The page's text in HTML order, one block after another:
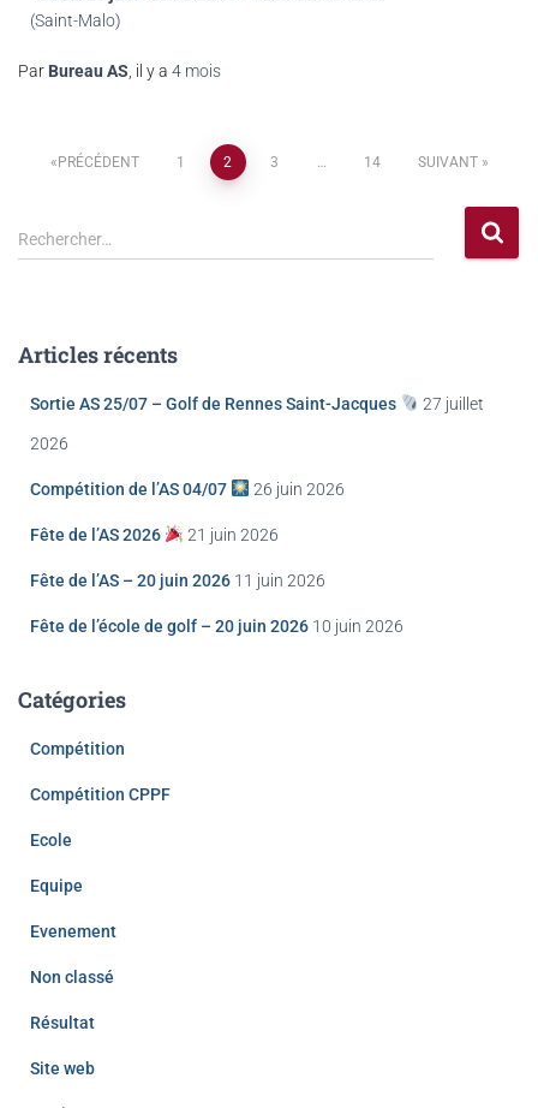
(Saint-Malo)
Par Bureau AS , il y a 4 mois
PRÉCÉDENT 1 2 3 14 SUIVANT
Rechercher…
Articles récents
Sortie AS 25/07 – Golf de Rennes Saint-Jacques 27 juillet
2026
Compétition de l’AS 04/07 26 juin 2026
Fête de l’AS 2026 21 juin 2026
Fête de l’AS – 20 juin 2026 11 juin 2026
Fête de l’école de golf – 20 juin 2026 10 juin 2026
Catégories
Compétition
Compétition CPPF
Ecole
Equipe
Evenement
Non classé
Résultat
Site web